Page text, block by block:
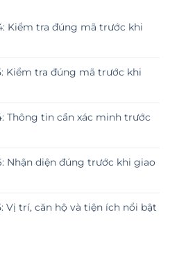
Kiểm tra đúng mã trước khi
Kiểm tra đúng mã trước khi
Thông tin cần xác minh trước
Nhận diện đúng trước khi giao
Vị trí, căn hộ và tiện ích nổi bật